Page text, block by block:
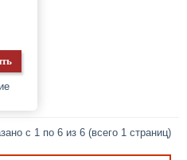
с 1 по 6 из 6 (всего 1 страниц)